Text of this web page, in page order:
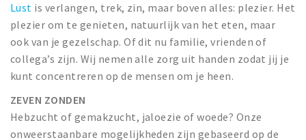
Natuurgebieden
Baroniepoorten
Sport
Privacy
Inloggen
Lust is verlangen, trek, zin, maar boven alles: plezier. Het
plezier om te genieten, natuurlijk van het eten, maar
ook van je gezelschap. Of dit nu familie, vrienden of
collega’s zijn. Wij nemen alle zorg uit handen zodat jij je
kunt concentreren op de mensen om je heen.
ZEVEN ZONDEN
Hebzucht of gemakzucht, jaloezie of woede? Onze
onweerstaanbare mogelijkheden zijn gebaseerd op de